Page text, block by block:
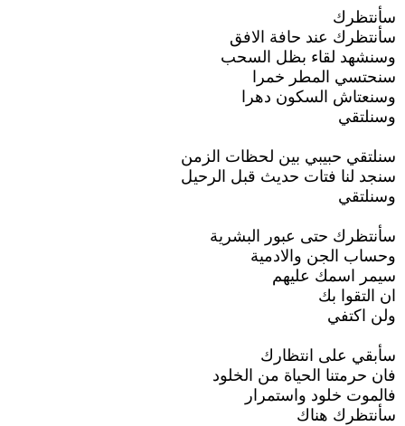
سأنتظرك
سأنتظرك عند حافة الافق
وسنشهد لقاء بظل السحب
سنحتسي المطر خمرا
وسنعتاش السكون دهرا
وسنلتقي
سنلتقي حبيبي بين لحظات الزمن
سنجد لنا فتات حديث قبل الرحيل
وسنلتقي
سأنتظرك حتى عبور البشرية
وحساب الجن والادمية
سيمر اسمك عليهم
ان التقوا بك
ولن اكتفي
سأبقي على انتظارك
فان حرمتنا الحياة من الخلود
فالموت خلود واستمرار
سأنتظرك هناك